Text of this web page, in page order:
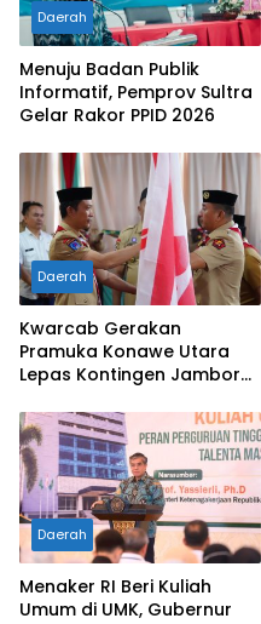
Daerah
Menuju Badan Publik
Informatif, Pemprov Sultra
Gelar Rakor PPID 2026
Daerah
Kwarcab Gerakan
Pramuka Konawe Utara
Lepas Kontingen Jambore
Ikbar: Tunjukkan Karakter
Generasi Muda Konut yang
Disiplin dan Berprestasi
Daerah
Menaker RI Beri Kuliah
Umum di UMK, Gubernur